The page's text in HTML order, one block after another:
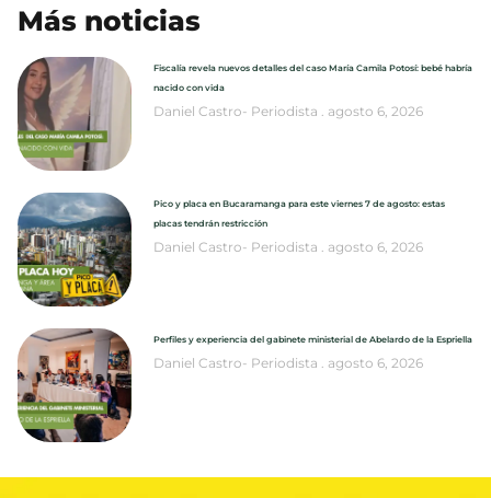
Más noticias
Fiscalía revela nuevos detalles del caso María Camila Potosí: bebé habría
nacido con vida
Daniel Castro- Periodista agosto 6, 2026
Pico y placa en Bucaramanga para este viernes 7 de agosto: estas
placas tendrán restricción
Daniel Castro- Periodista agosto 6, 2026
Perfiles y experiencia del gabinete ministerial de Abelardo de la Espriella
Daniel Castro- Periodista agosto 6, 2026